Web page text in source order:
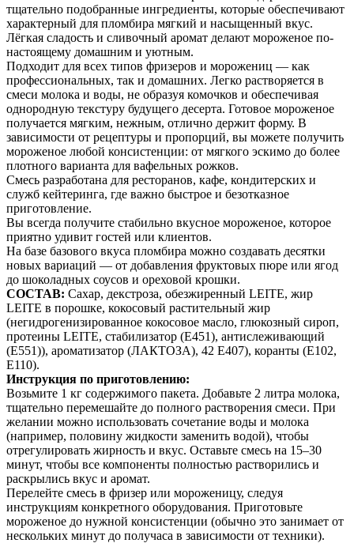
тщательно подобранные ингредиенты, которые обеспечивают
характерный для пломбира мягкий и насыщенный вкус.
Лёгкая сладость и сливочный аромат делают мороженое по-
настоящему домашним и уютным.
Подходит для всех типов фризеров и морожениц — как
профессиональных, так и домашних. Легко растворяется в
смеси молока и воды, не образуя комочков и обеспечивая
однородную текстуру будущего десерта. Готовое мороженое
получается мягким, нежным, отлично держит форму. В
зависимости от рецептуры и пропорций, вы можете получить
мороженое любой консистенции: от мягкого эскимо до более
плотного варианта для вафельных рожков.
Смесь разработана для ресторанов, кафе, кондитерских и
служб кейтеринга, где важно быстрое и безотказное
приготовление.
Вы всегда получите стабильно вкусное мороженое, которое
приятно удивит гостей или клиентов.
На базе базового вкуса пломбира можно создавать десятки
новых вариаций — от добавления фруктовых пюре или ягод
до шоколадных соусов и ореховой крошки.
СОСТАВ: Сахар, декстроза, обезжиренный LEITE, жир
LEITE в порошке, кокосовый растительный жир
(негидрогенизированное кокосовое масло, глюкозный сироп,
протеины LEITE, стабилизатор (E451), антислеживающий
(E551)), ароматизатор (ЛАКТОЗА), 42 Е407), коранты (Е102,
Е110).
Инструкция по приготовлению:
Возьмите 1 кг содержимого пакета. Добавьте 2 литра молока,
тщательно перемешайте до полного растворения смеси. При
желании можно использовать сочетание воды и молока
(например, половину жидкости заменить водой), чтобы
отрегулировать жирность и вкус. Оставьте смесь на 15–30
минут, чтобы все компоненты полностью растворились и
раскрылись вкус и аромат.
Перелейте смесь в фризер или мороженицу, следуя
инструкциям конкретного оборудования. Приготовьте
мороженое до нужной консистенции (обычно это занимает от
нескольких минут до получаса в зависимости от техники).